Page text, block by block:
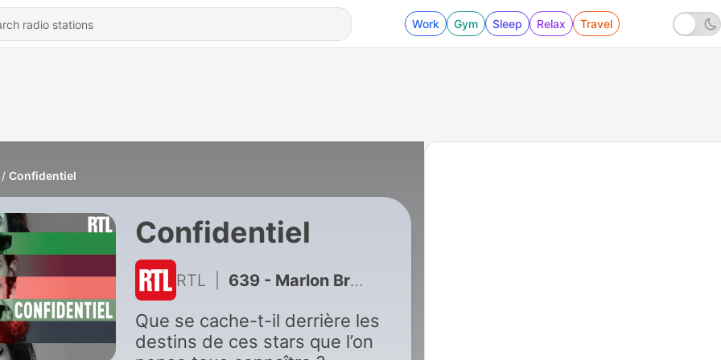
Work Gym Sleep Relax Travel
Confidentiel
Confidentiel
RTL 639 - Marlon Brando, des fêlures intimes qui devinrent une force
Que se cache-t-il derrière les
destins de ces stars que l’on